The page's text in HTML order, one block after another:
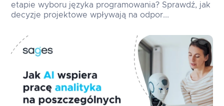
etapie wyboru języka programowania? Sprawdź, jak
decyzje projektowe wpływają na odpor...